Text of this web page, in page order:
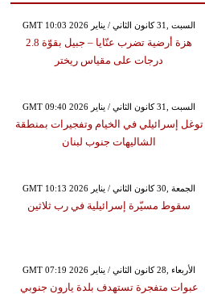
GMT 10:03 2026 السبت ,31 كانون الثاني / يناير
هزة أرضية تضرب عنّايا – جبيل بقوّة 2.8
درجات على مقياس ريختر
GMT 09:40 2026 السبت ,31 كانون الثاني / يناير
توغل إسرائيلي في الخيام وتفجيرات بمنطقة
الشاليهات جنوب لبنان
GMT 10:13 2026 الجمعة ,30 كانون الثاني / يناير
سقوط مسيّرة إسرائيلية في رب ثلاثين
GMT 07:19 2026 الأربعاء ,28 كانون الثاني / يناير
عبوات متفجرة تستهدف بلدة يارون جنوبي